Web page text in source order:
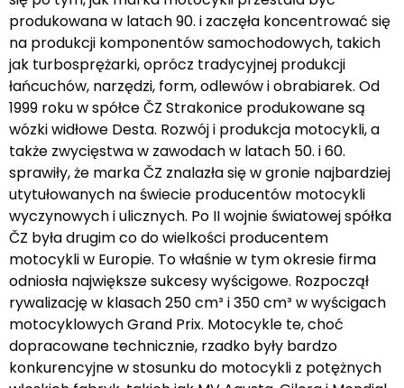
produkowana w latach 90. i zaczęła koncentrować się
na produkcji komponentów samochodowych, takich
jak turbosprężarki, oprócz tradycyjnej produkcji
łańcuchów, narzędzi, form, odlewów i obrabiarek. Od
1999 roku w spółce ČZ Strakonice produkowane są
wózki widłowe Desta. Rozwój i produkcja motocykli, a
także zwycięstwa w zawodach w latach 50. i 60.
sprawiły, że marka ČZ znalazła się w gronie najbardziej
utytułowanych na świecie producentów motocykli
wyczynowych i ulicznych. Po II wojnie światowej spółka
ČZ była drugim co do wielkości producentem
motocykli w Europie. To właśnie w tym okresie firma
odniosła największe sukcesy wyścigowe. Rozpoczął
rywalizację w klasach 250 cm³ i 350 cm³ w wyścigach
motocyklowych Grand Prix. Motocykle te, choć
dopracowane technicznie, rzadko były bardzo
konkurencyjne w stosunku do motocykli z potężnych